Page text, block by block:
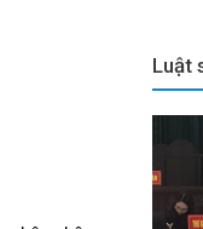
Luật